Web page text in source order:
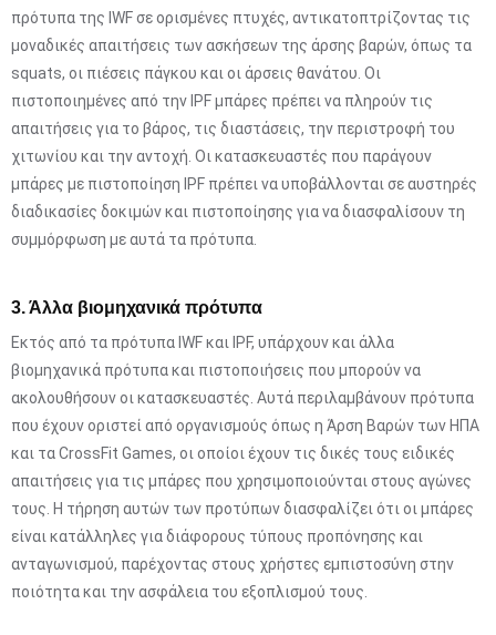
πρότυπα της IWF σε ορισμένες πτυχές, αντικατοπτρίζοντας τις
μοναδικές απαιτήσεις των ασκήσεων της άρσης βαρών, όπως τα
squats, οι πιέσεις πάγκου και οι άρσεις θανάτου. Οι
πιστοποιημένες από την IPF μπάρες πρέπει να πληρούν τις
απαιτήσεις για το βάρος, τις διαστάσεις, την περιστροφή του
χιτωνίου και την αντοχή. Οι κατασκευαστές που παράγουν
μπάρες με πιστοποίηση IPF πρέπει να υποβάλλονται σε αυστηρές
διαδικασίες δοκιμών και πιστοποίησης για να διασφαλίσουν τη
συμμόρφωση με αυτά τα πρότυπα.
3. Άλλα βιομηχανικά πρότυπα
Εκτός από τα πρότυπα IWF και IPF, υπάρχουν και άλλα
βιομηχανικά πρότυπα και πιστοποιήσεις που μπορούν να
ακολουθήσουν οι κατασκευαστές. Αυτά περιλαμβάνουν πρότυπα
που έχουν οριστεί από οργανισμούς όπως η Άρση Βαρών των ΗΠΑ
και τα CrossFit Games, οι οποίοι έχουν τις δικές τους ειδικές
απαιτήσεις για τις μπάρες που χρησιμοποιούνται στους αγώνες
τους. Η τήρηση αυτών των προτύπων διασφαλίζει ότι οι μπάρες
είναι κατάλληλες για διάφορους τύπους προπόνησης και
ανταγωνισμού, παρέχοντας στους χρήστες εμπιστοσύνη στην
ποιότητα και την ασφάλεια του εξοπλισμού τους.